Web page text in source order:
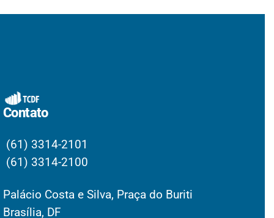
Contato
(61) 3314-2101
(61) 3314-2100
Palácio Costa e Silva, Praça do Buriti
Brasília, DF